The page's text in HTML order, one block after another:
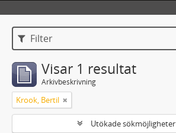
Filter
Visar 1 resultat
Arkivbeskrivning
Krook, Bertil
Utökade sökmöjligheter